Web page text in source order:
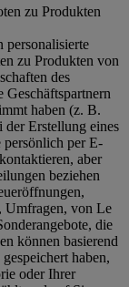
zu Produkten
personalisierte
zu Produkten von
des
Geschäftspartnern
haben (z. B.
der Erstellung eines
per E-
aber
beziehen
Umfragen, von Le
die
können basierend
haben,
oder Ihrer